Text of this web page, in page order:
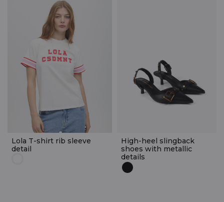
Lola T-shirt rib sleeve
detail
High-heel slingback
shoes with metallic
details